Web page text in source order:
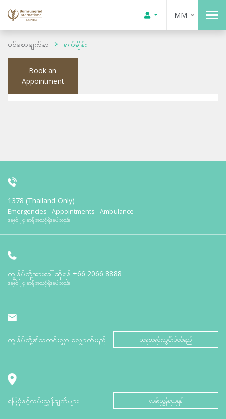
MM
ပင်မစာမျက်နှာ ရက်ချိန်း
Book an
Appointment
1378 (Thailand Only)
Emergencies - Appointments - Ambulance
နေ့စဉ် ၂၄ နာရီ အသင့်ရှိနေပါသည်။
ကျွန်ုပ်တို့အားခေါ်ဆိုရန် +66 2066 8888
နေ့စဉ် ၂၄ နာရီ အသင့်ရှိနေပါသည်။
ကျွန်ုပ်တို့၏သတင်းလွှာ လျှောက်မည် ယခုစာရင်းသွင်းပါဝင်မည်
မြေပုံနှင့်လမ်းညွှန်ချက်များ လမ်းညွှန်ရယူရန်